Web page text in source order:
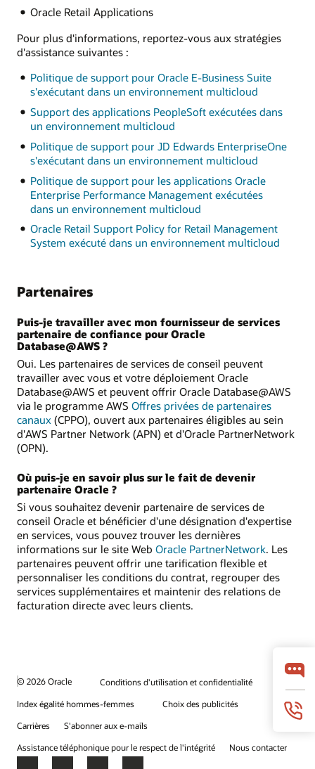
Oracle Retail Applications
Pour plus d'informations, reportez-vous aux stratégies
d'assistance suivantes :
Politique de support pour Oracle E-Business Suite
s'exécutant dans un environnement multicloud
Support des applications PeopleSoft exécutées dans
un environnement multicloud
Politique de support pour JD Edwards EnterpriseOne
s'exécutant dans un environnement multicloud
Politique de support pour les applications Oracle
Enterprise Performance Management exécutées
dans un environnement multicloud
Oracle Retail Support Policy for Retail Management
System exécuté dans un environnement multicloud
Partenaires
Puis-je travailler avec mon fournisseur de services
partenaire de confiance pour Oracle
Database@AWS ?
Oui. Les partenaires de services de conseil peuvent
travailler avec vous et votre déploiement Oracle
Database@AWS et peuvent offrir Oracle Database@AWS
via le programme AWS Offres privées de partenaires
canaux (CPPO), ouvert aux partenaires éligibles au sein
d'AWS Partner Network (APN) et d'Oracle PartnerNetwork
(OPN).
Où puis-je en savoir plus sur le fait de devenir
partenaire Oracle ?
Si vous souhaitez devenir partenaire de services de
conseil Oracle et bénéficier d'une désignation d'expertise
en services, vous pouvez trouver les dernières
informations sur le site Web Oracle PartnerNetwork. Les
partenaires peuvent offrir une tarification flexible et
personnaliser les conditions du contrat, regrouper des
services supplémentaires et maintenir des relations de
facturation directe avec leurs clients.
© 2026 Oracle
Conditions d'utilisation et confidentialité
Index égalité hommes-femmes
Choix des publicités
Carrières
S'abonner aux e-mails
Assistance téléphonique pour le respect de l'intégrité
Nous contacter